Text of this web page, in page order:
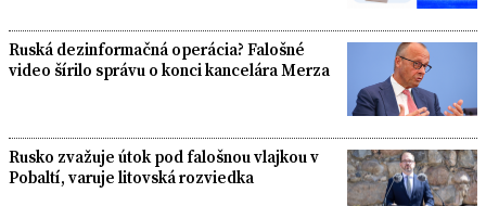
Ruská dezinformačná operácia? Falošné
video šírilo správu o konci kancelára Merza
Rusko zvažuje útok pod falošnou vlajkou v
Pobaltí, varuje litovská rozviedka